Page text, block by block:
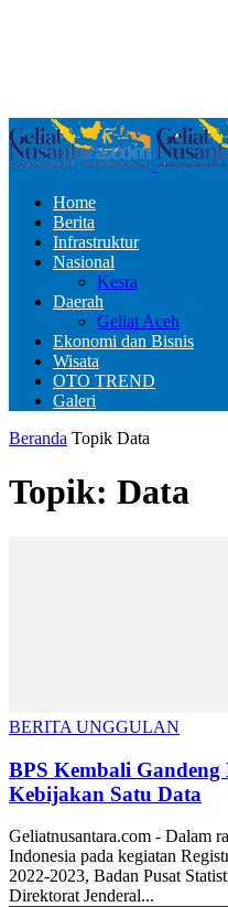
Home
Berita
Infrastruktur
Nasional
Kesra
Daerah
Geliat Aceh
Ekonomi dan Bisnis
Wisata
OTO TREND
Galeri
Beranda Topik Data
Topik: Data
BERITA UNGGULAN
BPS Kembali
Kebijakan Satu Data
Geliatnusantara.com - Dalam
Indonesia pada kegiatan
2022-2023, Badan Pusat
Direktorat Jenderal...